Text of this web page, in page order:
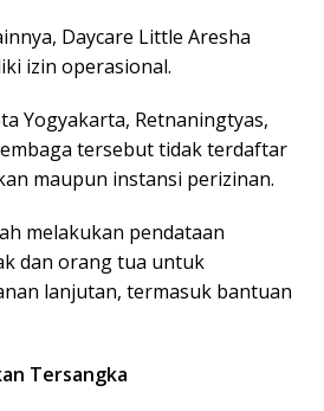
Daycare Little Aresha
izin operasional.
Yogyakarta, Retnaningtyas,
tersebut tidak terdaftar
maupun instansi perizinan.
melakukan pendataan
dan orang tua untuk
lanjutan, termasuk bantuan
Tersangka